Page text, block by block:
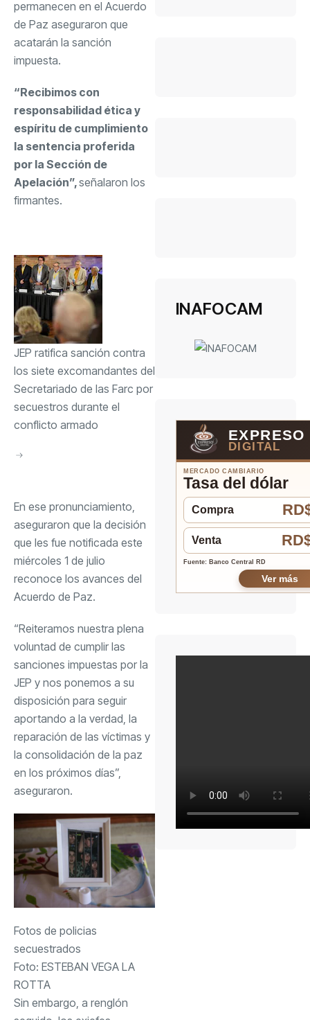
permanecen en el Acuerdo
de Paz aseguraron que
acatarán la sanción
impuesta.
“Recibimos con
responsabilidad ética y
espíritu de cumplimiento
la sentencia proferida
por la Sección de
Apelación”,señalaron los
firmantes.
JEP ratifica sanción contra
los siete excomandantes del
Secretariado de las Farc por
secuestros durante el
conflicto armado
En ese pronunciamiento,
aseguraron que la decisión
que les fue notificada este
miércoles 1 de julio
reconoce los avances del
Acuerdo de Paz.
“Reiteramos nuestra plena
voluntad de cumplir las
sanciones impuestas por la
JEP y nos ponemos a su
disposición para seguir
aportando a la verdad, la
reparación de las víctimas y
la consolidación de la paz
en los próximos días”,
aseguraron.
Fotos de policias
secuestrados
Foto: ESTEBAN VEGA LA
ROTTA
Sin embargo, a renglón
INAFOCAM
EXPRESO
DIGITAL
MERCADO CAMBIARIO
Tasa del dólar
Compra
Venta
Fuente: Banco Central RD
Ver más